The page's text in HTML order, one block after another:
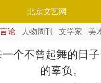
北京文艺网
论 人物周刊 文学家 美
一个不曾起舞的日
的辜负。